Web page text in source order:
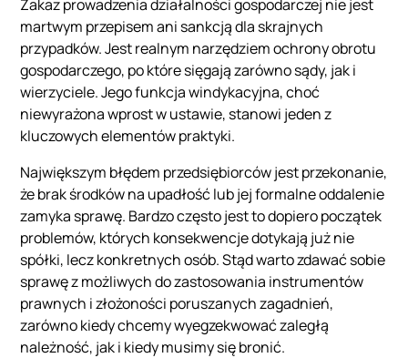
Zakaz prowadzenia działalności gospodarczej nie jest
martwym przepisem ani sankcją dla skrajnych
przypadków. Jest realnym narzędziem ochrony obrotu
gospodarczego, po które sięgają zarówno sądy, jak i
wierzyciele. Jego funkcja windykacyjna, choć
niewyrażona wprost w ustawie, stanowi jeden z
kluczowych elementów praktyki.
Największym błędem przedsiębiorców jest przekonanie,
że brak środków na upadłość lub jej formalne oddalenie
zamyka sprawę. Bardzo często jest to dopiero początek
problemów, których konsekwencje dotykają już nie
spółki, lecz konkretnych osób. Stąd warto zdawać sobie
sprawę z możliwych do zastosowania instrumentów
prawnych i złożoności poruszanych zagadnień,
zarówno kiedy chcemy wyegzekwować zaległą
należność, jak i kiedy musimy się bronić.